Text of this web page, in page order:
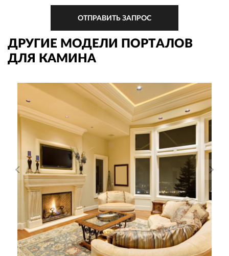
ОТПРАВИТЬ ЗАПРОС
ДРУГИЕ МОДЕЛИ ПОРТАЛОВ
ДЛЯ КАМИНА